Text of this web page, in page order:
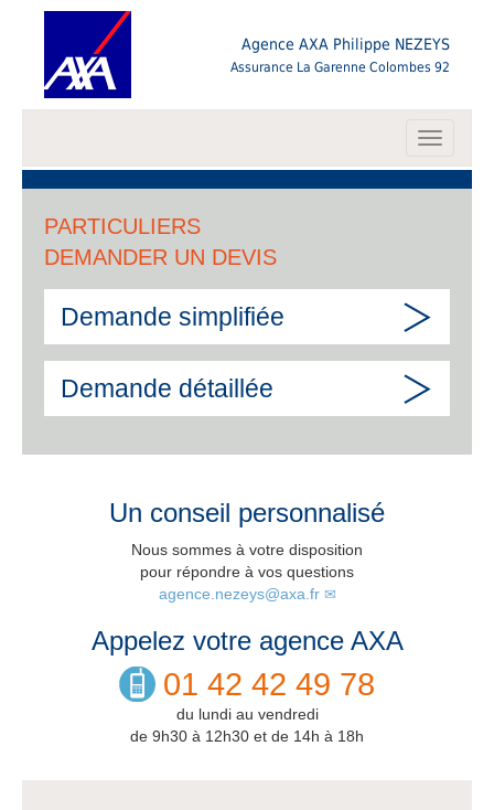
Agence AXA Philippe NEZEYS
Assurance La Garenne Colombes 92
Toggle
PARTICULIERS
DEMANDER UN DEVIS
Demande simplifiée
Demande détaillée
Un conseil personnalisé
Nous sommes à votre disposition
pour répondre à vos questions
agence.nezeys@axa.fr
Appelez votre agence AXA
01 42 42 49 78
du lundi au vendredi
de 9h30 à 12h30 et de 14h à 18h